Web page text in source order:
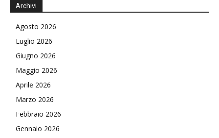
Archivi
Agosto 2026
Luglio 2026
Giugno 2026
Maggio 2026
Aprile 2026
Marzo 2026
Febbraio 2026
Gennaio 2026